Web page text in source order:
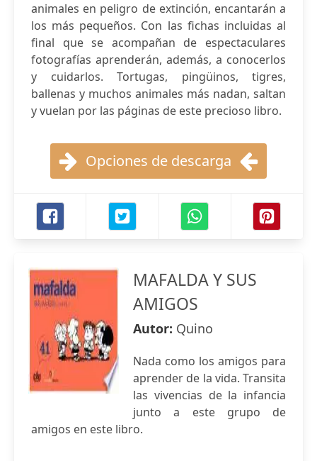
animales en peligro de extinción, encantarán a
los más pequeños. Con las fichas incluidas al
final que se acompañan de espectaculares
fotografías aprenderán, además, a conocerlos
y cuidarlos. Tortugas, pingüinos, tigres,
ballenas y muchos animales más nadan, saltan
y vuelan por las páginas de este precioso libro.
Opciones de descarga
MAFALDA Y SUS
AMIGOS
Autor: Quino
Nada como los amigos para
aprender de la vida. Transita
las vivencias de la infancia
junto a este grupo de
amigos en este libro.